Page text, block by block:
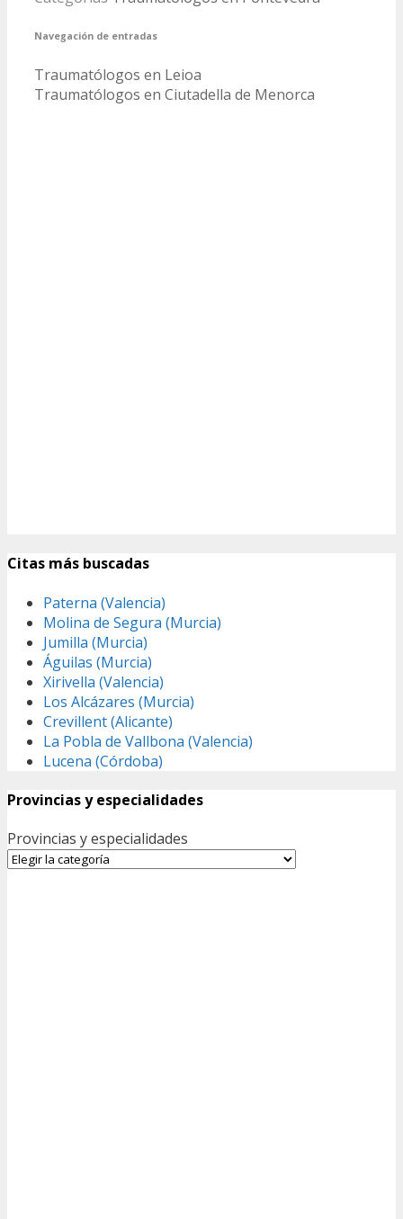
Navegación de entradas
Traumatólogos en Leioa
Traumatólogos en Ciutadella de Menorca
Citas más buscadas
Paterna (Valencia)
Molina de Segura (Murcia)
Jumilla (Murcia)
Águilas (Murcia)
Xirivella (Valencia)
Los Alcázares (Murcia)
Crevillent (Alicante)
La Pobla de Vallbona (Valencia)
Lucena (Córdoba)
Provincias y especialidades
Provincias y especialidades